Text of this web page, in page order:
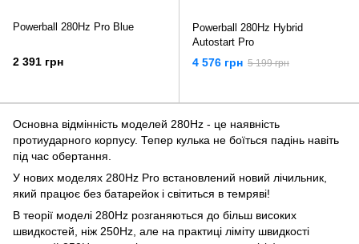
Powerball 280Hz Pro Blue
2 391 грн
Powerball 280Hz Hybrid
Autostart Pro
4 576 грн 5 199 грн
Основна відмінність моделей 280Hz - це наявність
протиударного корпусу. Тепер кулька не боїться падінь навіть
під час обертання.
У нових моделях 280Hz Pro встановлений новий лічильник,
який працює без батарейок і світиться в темряві!
В теорії моделі 280Hz розганяються до більш високих
швидкостей, ніж 250Hz, але на практиці ліміту швидкості